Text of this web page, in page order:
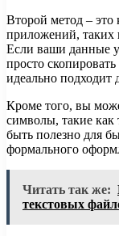
Второй метод – это
приложений, таких
Если ваши данные
просто
идеально
Кроме того, вы
символы, такие как
быть полезно для
формального
Читать так же:
текстовых